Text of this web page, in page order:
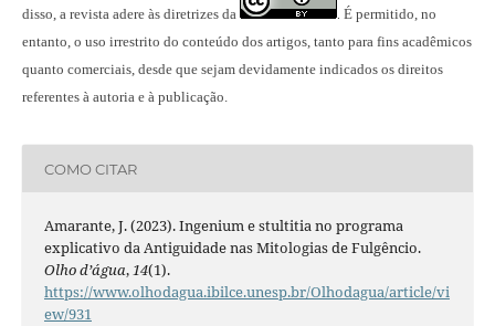
disso, a revista adere às diretrizes da . É permitido, no
entanto, o uso irrestrito do conteúdo dos artigos, tanto para fins acadêmicos
quanto comerciais, desde que sejam devidamente indicados os direitos
referentes à autoria e à publicação.
COMO CITAR
Amarante, J. (2023). Ingenium e stultitia no programa
explicativo da Antiguidade nas Mitologias de Fulgêncio.
Olho d’água,14(1).
https://www.olhodagua.ibilce.unesp.br/Olhodagua/article/vi
ew/931